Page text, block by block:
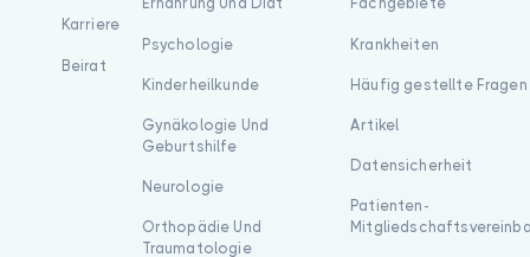
Karriere
Beirat
Psychologie
Kinderheilkunde
Gynäkologie Und
Geburtshilfe
Neurologie
Orthopädie Und
Traumatologie
Krankheiten
Häufig gestellte Fragen
Artikel
Datensicherheit
Patienten-